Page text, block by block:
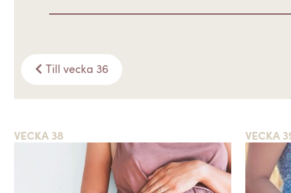
Till vecka 36
VECKA 38 VECKA